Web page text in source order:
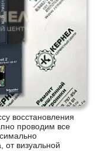
восстановления
проводим все
от визуальной